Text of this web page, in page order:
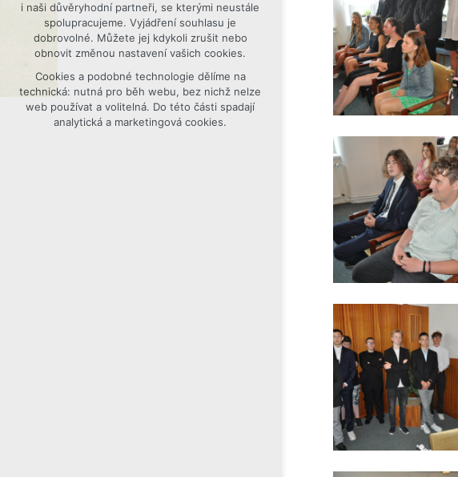
marketingová cookies (Google)
Více informací o cookies na našem webu
Přijmout všechny cookies
Odmítnout vše
i naši důvěryhodní partneři, se kterými neustále
spolupracujeme. Vyjádření souhlasu je
dobrovolné. Můžete jej kdykoli zrušit nebo
obnovit změnou nastavení vašich cookies.
Cookies a podobné technologie dělíme na
technická: nutná pro běh webu, bez nichž nelze
web používat a volitelná. Do této části spadají
analytická a marketingová cookies.